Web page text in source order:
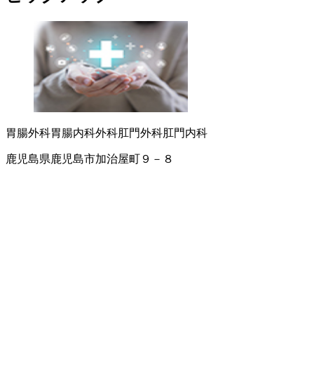
胃腸外科胃腸内科外科肛門外科肛門内科
鹿児島県鹿児島市加治屋町９－８